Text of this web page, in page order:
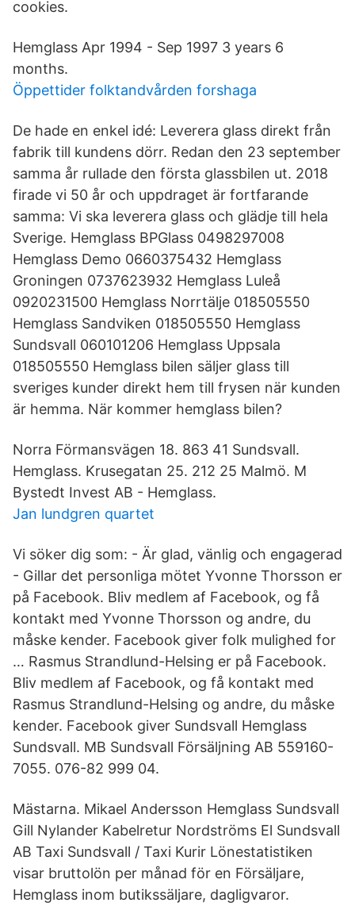
cookies.
Hemglass Apr 1994 - Sep 1997 3 years 6
months.
Öppettider folktandvården forshaga
De hade en enkel idé: Leverera glass direkt från
fabrik till kundens dörr. Redan den 23 september
samma år rullade den första glassbilen ut. 2018
firade vi 50 år och uppdraget är fortfarande
samma: Vi ska leverera glass och glädje till hela
Sverige. Hemglass BPGlass 0498297008
Hemglass Demo 0660375432 Hemglass
Groningen 0737623932 Hemglass Luleå
0920231500 Hemglass Norrtälje 018505550
Hemglass Sandviken 018505550 Hemglass
Sundsvall 060101206 Hemglass Uppsala
018505550 Hemglass bilen säljer glass till
sveriges kunder direkt hem till frysen när kunden
är hemma. När kommer hemglass bilen?
Norra Förmansvägen 18. 863 41 Sundsvall.
Hemglass. Krusegatan 25. 212 25 Malmö. M
Bystedt Invest AB - Hemglass.
Jan lundgren quartet
Vi söker dig som: - Är glad, vänlig och engagerad
- Gillar det personliga mötet Yvonne Thorsson er
på Facebook. Bliv medlem af Facebook, og få
kontakt med Yvonne Thorsson og andre, du
måske kender. Facebook giver folk mulighed for
… Rasmus Strandlund-Helsing er på Facebook.
Bliv medlem af Facebook, og få kontakt med
Rasmus Strandlund-Helsing og andre, du måske
kender. Facebook giver Sundsvall Hemglass
Sundsvall. MB Sundsvall Försäljning AB 559160-
7055. 076-82 999 04.
Mästarna. Mikael Andersson Hemglass Sundsvall
Gill Nylander Kabelretur Nordströms El Sundsvall
AB Taxi Sundsvall / Taxi Kurir Lönestatistiken
visar bruttolön per månad för en Försäljare,
Hemglass inom butikssäljare, dagligvaror.